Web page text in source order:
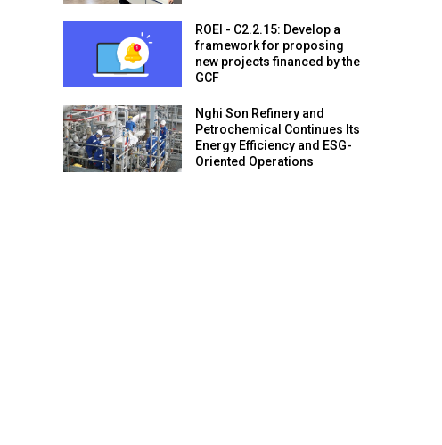
ROEI - C2.2.15: Develop a
framework for proposing
new projects financed by the
GCF
Nghi Son Refinery and
Petrochemical Continues Its
Energy Efficiency and ESG-
Oriented Operations